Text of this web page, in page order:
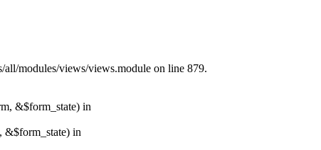
modules/views/views.module on line 879.
&$form_state) in
&$form_state) in